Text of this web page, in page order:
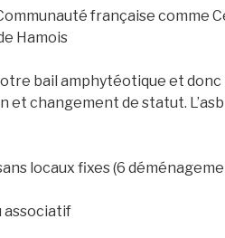
française comme
Hamois
bail amphytéotique et
et changement de statut.
locaux fixes (6
associatif